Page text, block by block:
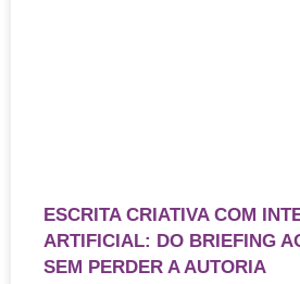
ESCRITA CRIATIVA COM
ARTIFICIAL: DO BRIEFING
SEM PERDER A AUTORIA